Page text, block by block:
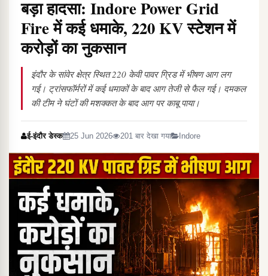
बड़ा हादसा: Indore Power Grid
Fire में कई धमाके, 220 KV स्टेशन में
करोड़ों का नुकसान
इंदौर के सांवेर क्षेत्र स्थित 220 केवी पावर ग्रिड में भीषण आग लग
गई। ट्रांसफॉर्मरों में कई धमाकों के बाद आग तेजी से फैल गई। दमकल
की टीम ने घंटों की मशक्कत के बाद आग पर काबू पाया।
ई-इंदौर डेस्क 25 Jun 2026 201 बार देखा गया Indore